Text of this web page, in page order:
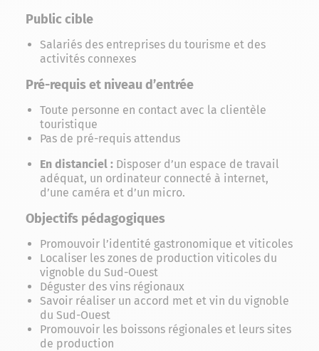
Public cible
Salariés des entreprises du tourisme et des
activités connexes
Pré-requis et niveau d’entrée
Toute personne en contact avec la clientèle
touristique
Pas de pré-requis attendus
En distanciel : Disposer d’un espace de travail
adéquat, un ordinateur connecté à internet,
d’une caméra et d’un micro.
Objectifs pédagogiques
Promouvoir l’identité gastronomique et viticoles
Localiser les zones de production viticoles du
vignoble du Sud-Ouest
Déguster des vins régionaux
Savoir réaliser un accord met et vin du vignoble
du Sud-Ouest
Promouvoir les boissons régionales et leurs sites
de production